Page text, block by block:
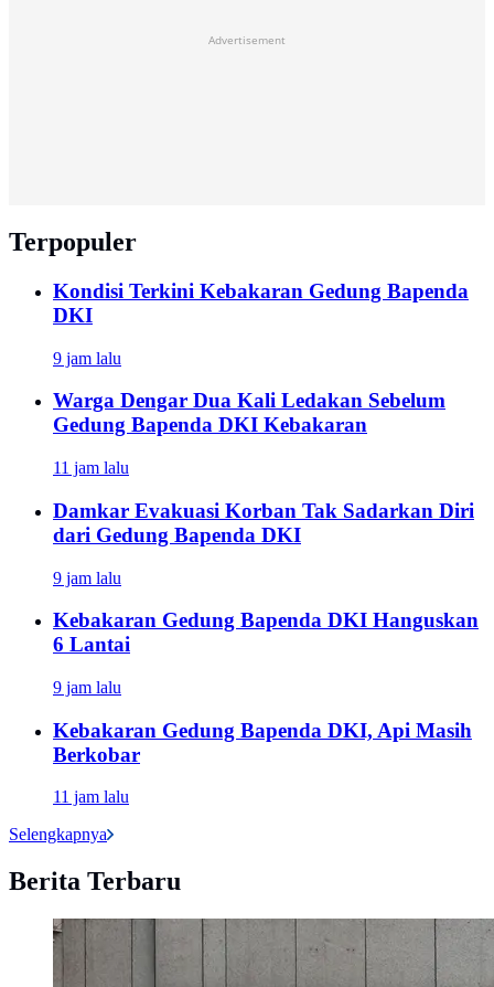
Advertisement
Terpopuler
Kondisi Terkini Kebakaran Gedung Bapenda
DKI
9 jam lalu
Warga Dengar Dua Kali Ledakan Sebelum
Gedung Bapenda DKI Kebakaran
11 jam lalu
Damkar Evakuasi Korban Tak Sadarkan Diri
dari Gedung Bapenda DKI
9 jam lalu
Kebakaran Gedung Bapenda DKI Hanguskan
6 Lantai
9 jam lalu
Kebakaran Gedung Bapenda DKI, Api Masih
Berkobar
11 jam lalu
Selengkapnya
Berita Terbaru